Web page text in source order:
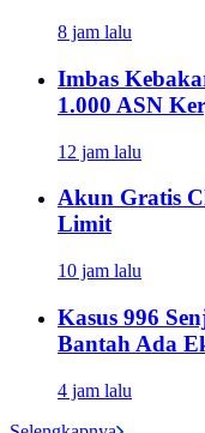
8 jam lalu
Imbas
1.000 ASN
12 jam lalu
Akun Gratis
Limit
10 jam lalu
Kasus 996
Bantah Ada
4 jam lalu